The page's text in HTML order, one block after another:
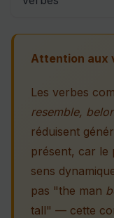
Attention aux
Les verbes
resemble,
réduisent
présent, car le
sens
pas "the man
tall" — cette